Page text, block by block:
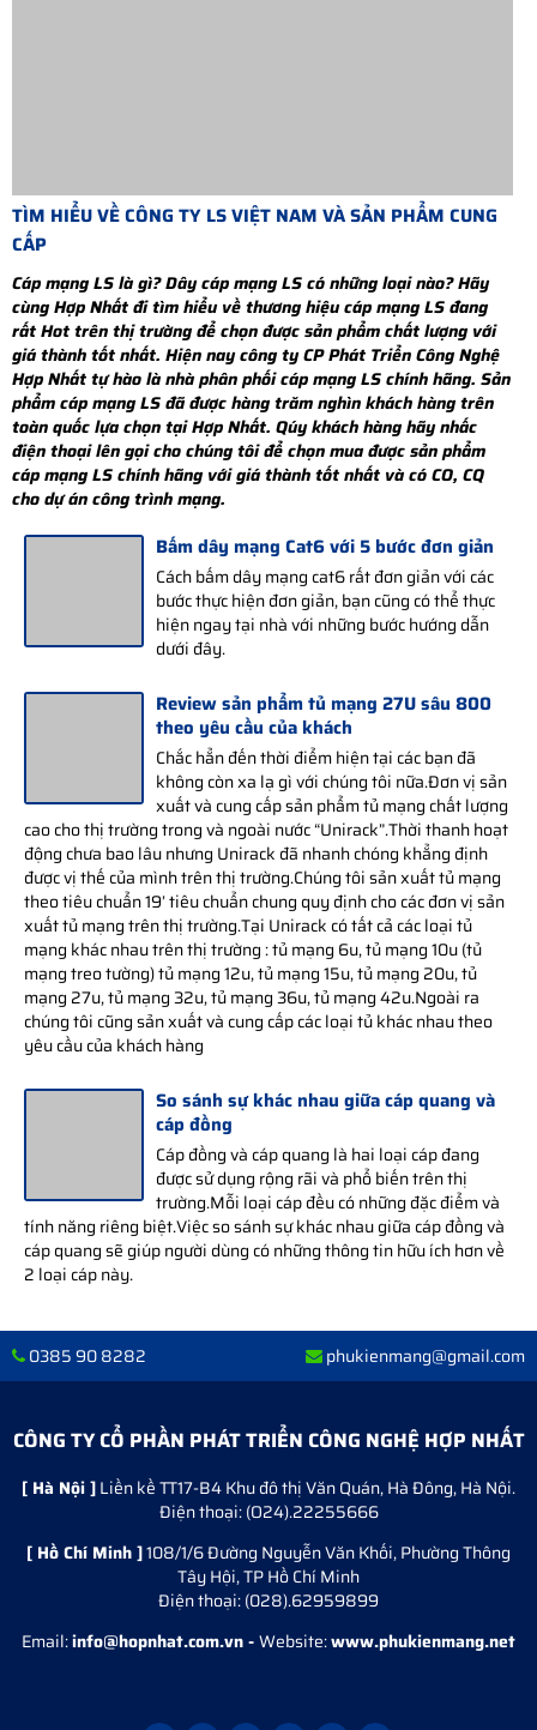
TÌM HIỂU VỀ CÔNG TY LS VIỆT NAM VÀ SẢN PHẨM CUNG
CẤP
Cáp mạng LS là gì? Dây cáp mạng LS có những loại nào? Hãy
cùng Hợp Nhất đi tìm hiểu về thương hiệu cáp mạng LS đang
rất Hot trên thị trường để chọn được sản phẩm chất lượng với
giá thành tốt nhất. Hiện nay công ty CP Phát Triển Công Nghệ
Hợp Nhất tự hào là nhà phân phối cáp mạng LS chính hãng. Sản
phẩm cáp mạng LS đã được hàng trăm nghìn khách hàng trên
toàn quốc lựa chọn tại Hợp Nhất. Qúy khách hàng hãy nhấc
điện thoại lên gọi cho chúng tôi để chọn mua được sản phẩm
cáp mạng LS chính hãng với giá thành tốt nhất và có CO, CQ
cho dự án công trình mạng.
Bấm dây mạng Cat6 với 5 bước đơn giản
Cách bấm dây mạng cat6 rất đơn giản với các
bước thực hiện đơn giản, bạn cũng có thể thực
hiện ngay tại nhà với những bước hướng dẫn
dưới đây.
Review sản phẩm tủ mạng 27U sâu 800
theo yêu cầu của khách
Chắc hẳn đến thời điểm hiện tại các bạn đã
không còn xa lạ gì với chúng tôi nữa.Đơn vị sản
xuất và cung cấp sản phẩm tủ mạng chất lượng
cao cho thị trường trong và ngoài nước “Unirack”.Thời thanh hoạt
động chưa bao lâu nhưng Unirack đã nhanh chóng khẳng định
được vị thế của mình trên thị trường.Chúng tôi sản xuất tủ mạng
theo tiêu chuẩn 19’ tiêu chuẩn chung quy định cho các đơn vị sản
xuất tủ mạng trên thị trường.Tại Unirack có tất cả các loại tủ
mạng khác nhau trên thị trường : tủ mạng 6u, tủ mạng 10u (tủ
mạng treo tường) tủ mạng 12u, tủ mạng 15u, tủ mạng 20u, tủ
mạng 27u, tủ mạng 32u, tủ mạng 36u, tủ mạng 42u.Ngoài ra
chúng tôi cũng sản xuất và cung cấp các loại tủ khác nhau theo
yêu cầu của khách hàng
So sánh sự khác nhau giữa cáp quang và
cáp đồng
Cáp đồng và cáp quang là hai loại cáp đang
được sử dụng rộng rãi và phổ biến trên thị
trường.Mỗi loại cáp đều có những đặc điểm và
tính năng riêng biệt.Việc so sánh sự khác nhau giữa cáp đồng và
cáp quang sẽ giúp người dùng có những thông tin hữu ích hơn về
2 loại cáp này.
0385 90 8282 phukienmang@gmail.com
CÔNG TY CỔ PHẦN PHÁT TRIỂN CÔNG NGHỆ HỢP NHẤT
[ Hà Nội ]Liền kề TT17-B4 Khu đô thị Văn Quán, Hà Đông, Hà Nội.
Điện thoại: (O24).22255666
[ Hồ Chí Minh ]108/1/6 Đường Nguyễn Văn Khối, Phường Thông
Tây Hội, TP Hồ Chí Minh
Điện thoại: (028).62959899
Email:info@hopnhat.com.vn -Website:www.phukienmang.net